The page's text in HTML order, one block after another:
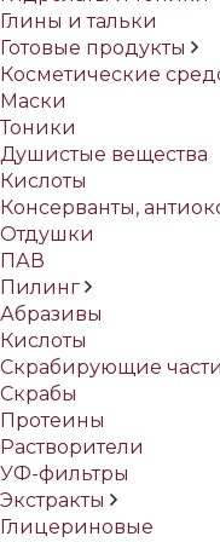
Глины и тальки
Готовые продукты
Косметические
Маски
Тоники
Душистые вещества
Кислоты
Консерванты,
Отдушки
ПАВ
Пилинг
Абразивы
Кислоты
Скрабирующие
Скрабы
Протеины
Растворители
УФ-фильтры
Экстракты
Глицериновые